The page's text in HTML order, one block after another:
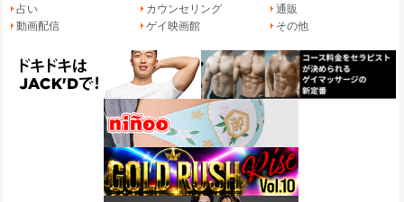
占い
カウンセリング
通販
動画配信
ゲイ映画館 その他